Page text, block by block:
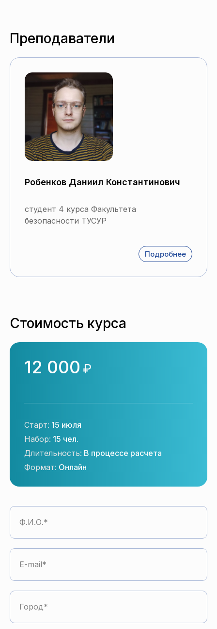
Преподаватели
Робенков Даниил Константинович
студент 4 курса Факультета
безопасности ТУСУР
Подробнее
Стоимость курса
12 000 ₽
Старт: 15 июля
Набор: 15 чел.
Длительность: В процессе расчета
Формат: Онлайн
Ф.И.О.
E-mail
Город